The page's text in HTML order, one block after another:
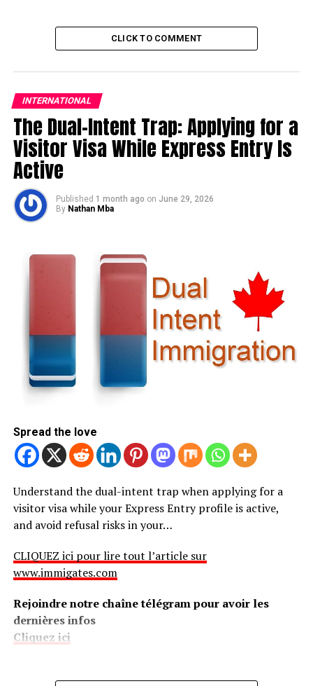
CLICK TO COMMENT
INTERNATIONAL
The Dual-Intent Trap: Applying for a
Visitor Visa While Express Entry Is
Active
Published 1 month ago on June 29, 2026
By Nathan Mba
Spread the love
Understand the dual-intent trap when applying for a
visitor visa while your Express Entry profile is active,
and avoid refusal risks in your…
CLIQUEZ ici pour lire tout l’article sur
www.immigates.com
Rejoindre notre chaîne télégram pour avoir les
dernières infos
Cliquez ici